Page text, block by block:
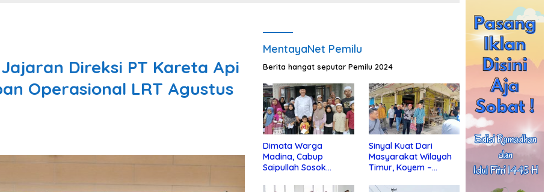
Direksi PT Kareta Api
Operasional LRT Agustus
MentayaNet Pemilu
Berita hangat seputar Pemilu 2024
Dimata Warga
Madina, Cabup
Saipullah Sosok
Anak Yatim
Sinyal Kuat Dari
Masyarakat Wilayah
Timur, Koyem –
di Kotim